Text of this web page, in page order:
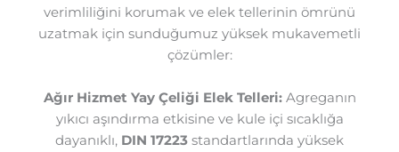
verimliliğini korumak ve elek tellerinin ömrünü
uzatmak için sunduğumuz yüksek mukavemetli
çözümler:
Ağır Hizmet Yay Çeliği Elek Telleri:Agreganın
yıkıcı aşındırma etkisine ve kule içi sıcaklığa
dayanıklı, DIN 17223 standartlarında yüksek